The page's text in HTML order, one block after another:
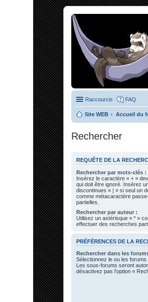
Raccourcis FAQ
Site WEB Accueil du
Rechercher
REQUÊTE DE LA
Rechercher par mots-clés :
Insérez le caractère « + »
qui doit être ignoré. Insérez
discontinues « | » si seul un
comme métacaractère
partielles.
Rechercher par auteur :
Utilisez un astérisque « * »
effectuer des recherches
PRÉFÉRENCES DE LA
Rechercher dans les
Sélectionnez le ou les
Les sous-forums seront
désactivez pas l’option «